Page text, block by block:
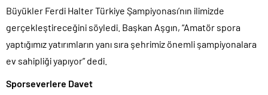
Büyükler Ferdi Halter Türkiye Şampiyonası’nın ilimizde
gerçekleştireceğini söyledi. Başkan Aşgın, “Amatör spora
yaptığımız yatırımların yanı sıra şehrimiz önemli şampiyonalara
ev sahipliği yapıyor” dedi.
Sporseverlere Davet